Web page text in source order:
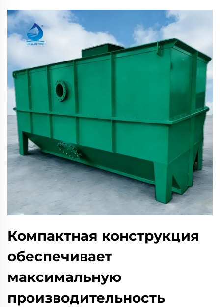
Компактная конструкция
обеспечивает
максимальную
производительность